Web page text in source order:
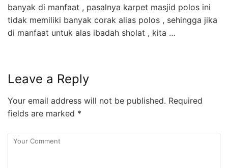
banyak di manfaat , pasalnya karpet masjid polos ini
tidak memiliki banyak corak alias polos , sehingga jika
di manfaat untuk alas ibadah sholat , kita …
Leave a Reply
Your email address will not be published. Required
fields are marked *